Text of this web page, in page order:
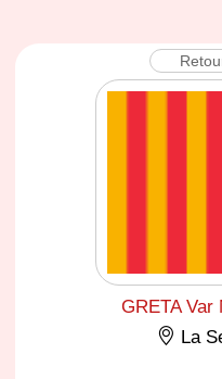
GRETA Var
La